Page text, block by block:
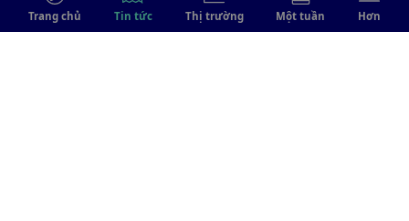
Trang chủ Tin tức Thị trường Một tuần Hơn